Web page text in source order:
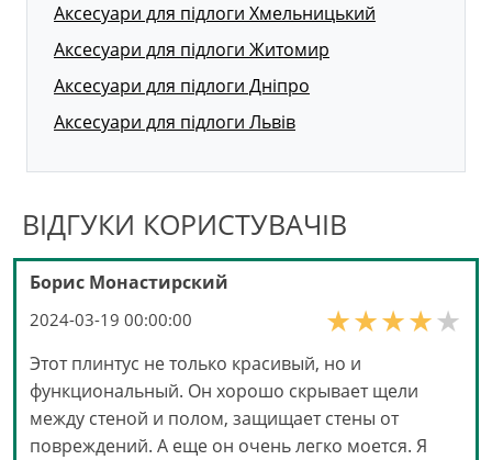
Аксесуари для підлоги Хмельницький
Аксесуари для підлоги Житомир
Аксесуари для підлоги Дніпро
Аксесуари для підлоги Львів
ВІДГУКИ КОРИСТУВАЧІВ
Борис Монастирский
2024-03-19 00:00:00
Этот плинтус не только красивый, но и
функциональный. Он хорошо скрывает щели
между стеной и полом, защищает стены от
повреждений. А еще он очень легко моется. Я